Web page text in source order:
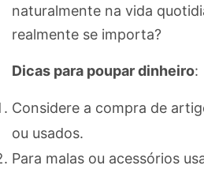
naturalmente na vida
realmente se importa?
Dicas para poupar dinheiro:
Considere a compra de
ou usados.
Para malas ou acessórios